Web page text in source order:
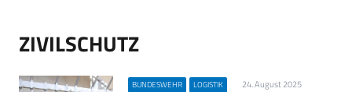
ZIVILSCHUTZ
BUNDESWEHR LOGISTIK 24. August 2025